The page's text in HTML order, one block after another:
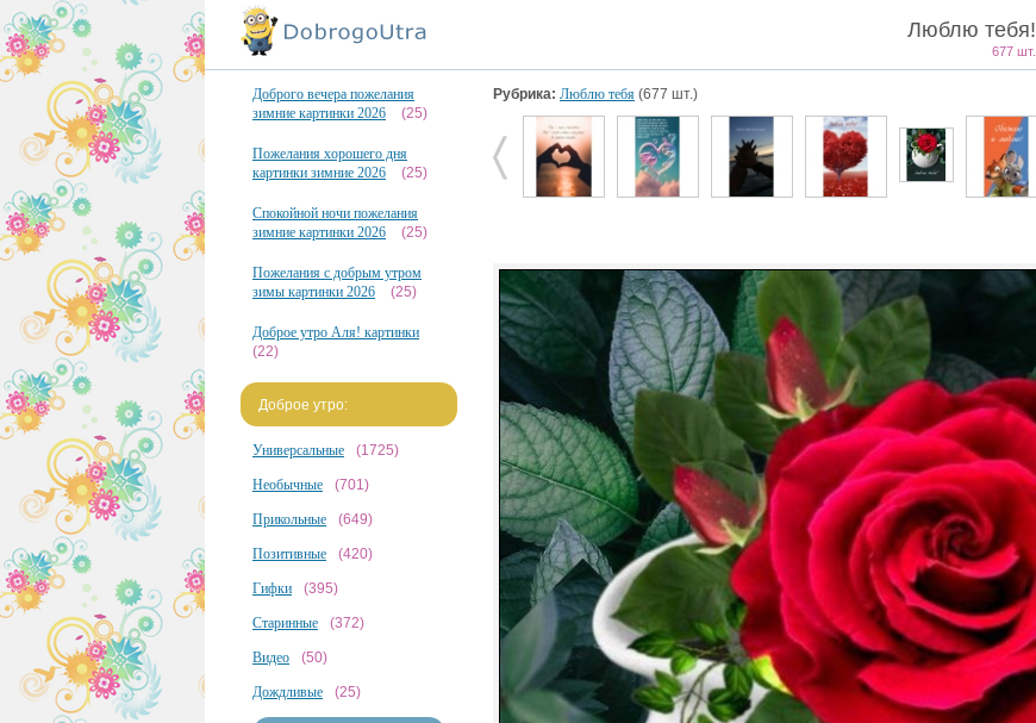
Люблю тебя!
677 шт.
Доброго вечера пожелания
зимние картинки 2026
(25)
Пожелания хорошего дня
картинки зимние 2026
(25)
Спокойной ночи пожелания
зимние картинки 2026
(25)
Пожелания с добрым утром
зимы картинки 2026
(25)
Доброе утро Аля! картинки
(22)
Доброе утро:
Универсальные (1725)
Необычные (701)
Прикольные (649)
Позитивные (420)
Гифки (395)
Старинные (372)
Видео (50)
Дождливые (25)
Рубрика: Люблю тебя (677 шт.)